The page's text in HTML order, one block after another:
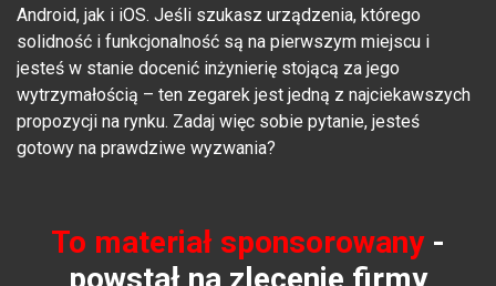
Android, jak i iOS. Jeśli szukasz urządzenia, którego
solidność i funkcjonalność są na pierwszym miejscu i
jesteś w stanie docenić inżynierię stojącą za jego
wytrzymałością – ten zegarek jest jedną z najciekawszych
propozycji na rynku. Zadaj więc sobie pytanie, jesteś
gotowy na prawdziwe wyzwania?
To materiał sponsorowany-
powstał na zlecenie firmy